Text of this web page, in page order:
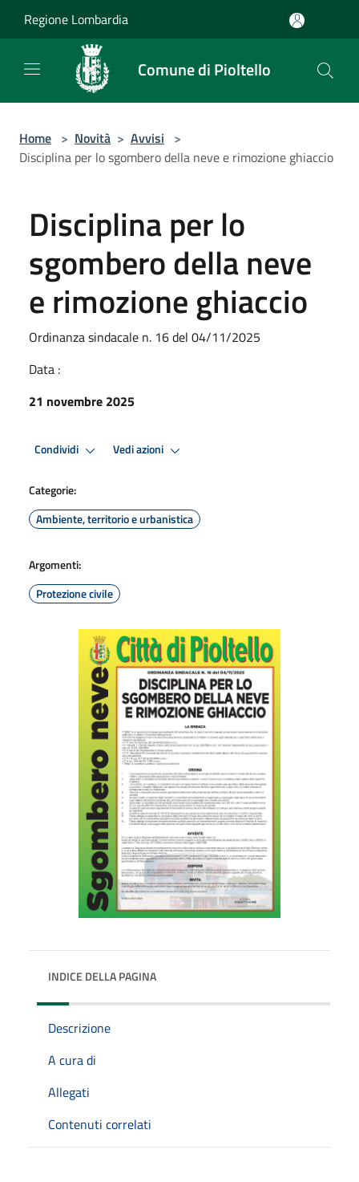
Regione Lombardia
Comune di Pioltello
Home > Novità > Avvisi >
Disciplina per lo sgombero della neve e rimozione ghiaccio
Disciplina per lo
sgombero della neve
e rimozione ghiaccio
Ordinanza sindacale n. 16 del 04/11/2025
Data :
21 novembre 2025
Condividi Vedi azioni
Categorie:
Ambiente, territorio e urbanistica
Argomenti:
Protezione civile
INDICE DELLA PAGINA
Descrizione
A cura di
Allegati
Contenuti correlati